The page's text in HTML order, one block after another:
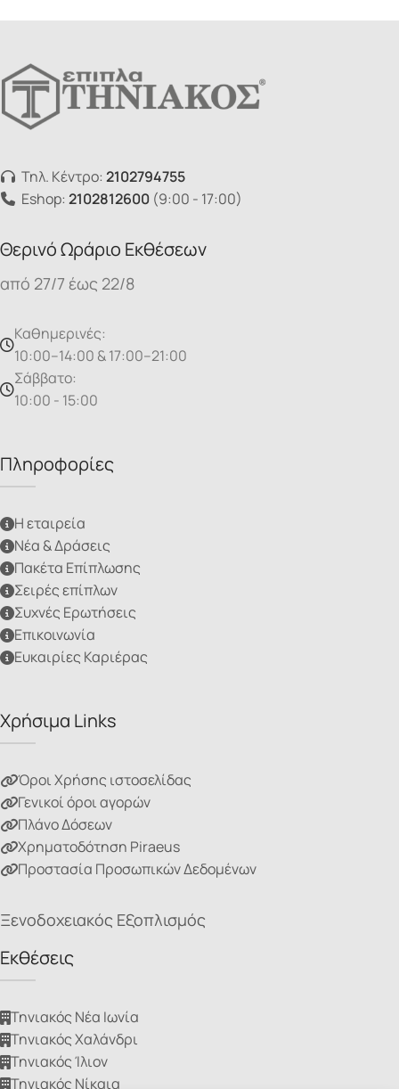
Τηλ. Κέντρο: 2102794755
Eshop: 2102812600 (9:00 - 17:00)
Θερινό Ωράριο Εκθέσεων
από 27/7 έως 22/8
Καθημερινές:
10:00–14:00 & 17:00–21:00
Σάββατο:
10:00 - 15:00
Πληροφορίες
Η εταιρεία
Νέα & Δράσεις
Πακέτα Επίπλωσης
Σειρές επίπλων
Συχνές Ερωτήσεις
Επικοινωνία
Ευκαιρίες Καριέρας
Χρήσιμα Links
Όροι Χρήσης ιστοσελίδας
Γενικοί όροι αγορών
Πλάνο Δόσεων
Χρηματοδότηση Piraeus
Προστασία Προσωπικών Δεδομένων
Ξενοδοχειακός Εξοπλισμός
Εκθέσεις
Τηνιακός Νέα Ιωνία
Τηνιακός Χαλάνδρι
Τηνιακός Ίλιον
Τηνιακός Νίκαια